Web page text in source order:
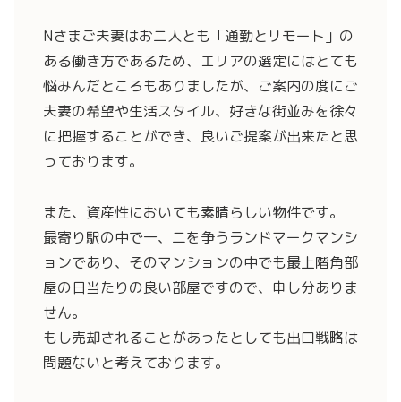
Nさまご夫妻はお二人とも「通勤とリモート」の
ある働き方であるため、エリアの選定にはとても
悩みんだところもありましたが、ご案内の度にご
夫妻の希望や生活スタイル、好きな街並みを徐々
に把握することができ、良いご提案が出来たと思
っております。
また、資産性においても素晴らしい物件です。
最寄り駅の中で一、二を争うランドマークマンシ
ョンであり、そのマンションの中でも最上階角部
屋の日当たりの良い部屋ですので、申し分ありま
せん。
もし売却されることがあったとしても出口戦略は
問題ないと考えております。